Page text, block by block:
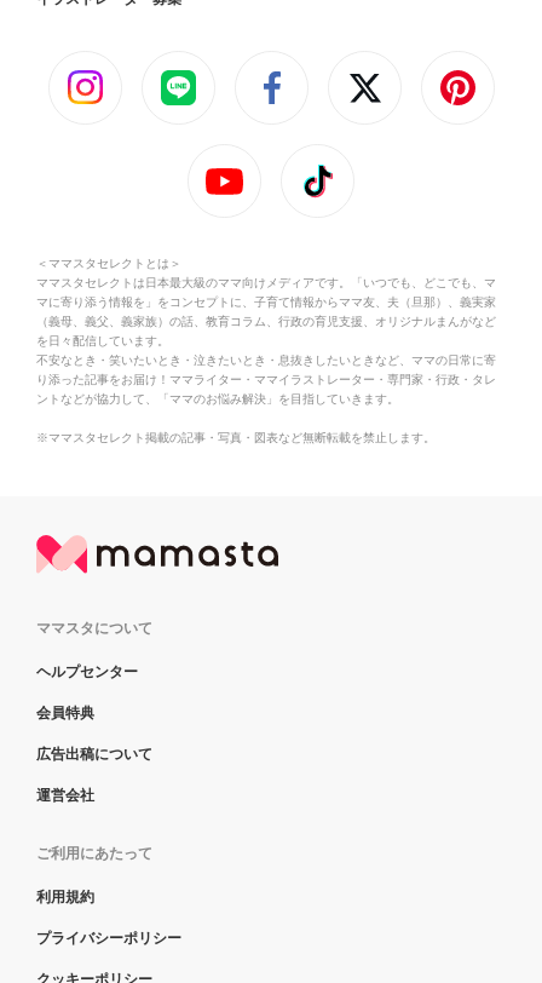
＜ママスタセレクトとは＞
ママスタセレクトは日本最大級のママ向けメディアです。「いつでも、どこでも、マ
マに寄り添う情報を」をコンセプトに、子育て情報からママ友、夫（旦那）、義実家
（義母、義父、義家族）の話、教育コラム、行政の育児支援、オリジナルまんがなど
を日々配信しています。
不安なとき・笑いたいとき・泣きたいとき・息抜きしたいときなど、ママの日常に寄
り添った記事をお届け！ママライター・ママイラストレーター・専門家・行政・タレ
ントなどが協力して、「ママのお悩み解決」を目指していきます。
※ママスタセレクト掲載の記事・写真・図表など無断転載を禁止します。
ママスタについて
ヘルプセンター
会員特典
広告出稿について
運営会社
ご利用にあたって
利用規約
プライバシーポリシー
クッキーポリシー